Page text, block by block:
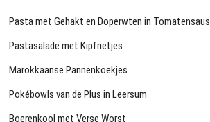
Pasta met Gehakt en Doperwten in Tomatensaus
Pastasalade met Kipfrietjes
Marokkaanse Pannenkoekjes
Pokébowls van de Plus in Leersum
Boerenkool met Verse Worst